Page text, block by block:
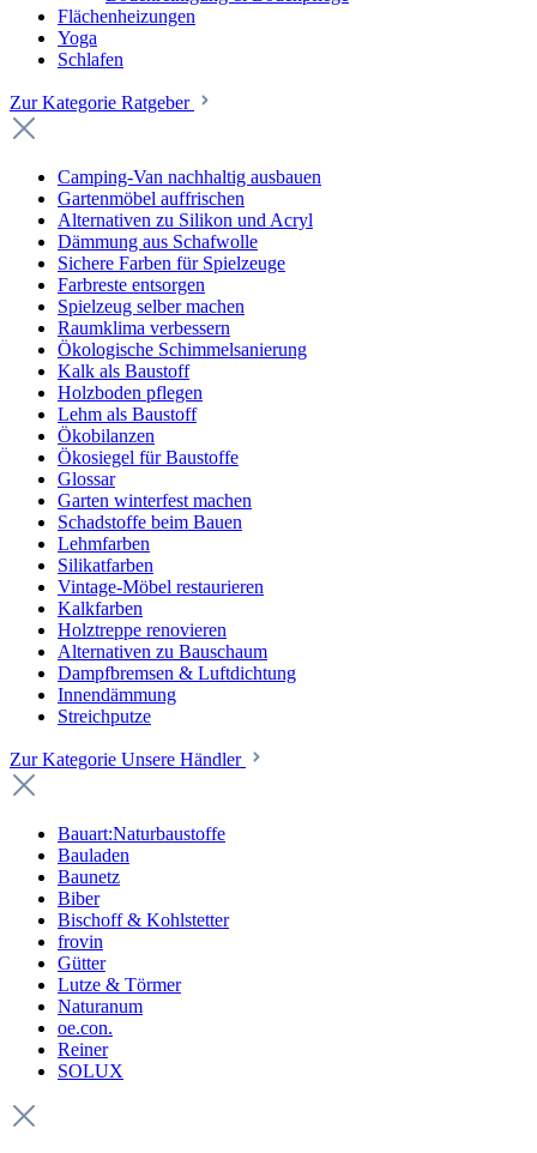
Flächenheizungen
Yoga
Schlafen
Zur Kategorie Ratgeber
Camping-Van nachhaltig ausbauen
Gartenmöbel auffrischen
Alternativen zu Silikon und Acryl
Dämmung aus Schafwolle
Sichere Farben für Spielzeuge
Farbreste entsorgen
Spielzeug selber machen
Raumklima verbessern
Ökologische Schimmelsanierung
Kalk als Baustoff
Holzboden pflegen
Lehm als Baustoff
Ökobilanzen
Ökosiegel für Baustoffe
Glossar
Garten winterfest machen
Schadstoffe beim Bauen
Lehmfarben
Silikatfarben
Vintage-Möbel restaurieren
Kalkfarben
Holztreppe renovieren
Alternativen zu Bauschaum
Dampfbremsen & Luftdichtung
Innendämmung
Streichputze
Zur Kategorie Unsere Händler
Bauart:Naturbaustoffe
Bauladen
Baunetz
Biber
Bischoff & Kohlstetter
frovin
Gütter
Lutze & Törmer
Naturanum
oe.con.
Reiner
SOLUX